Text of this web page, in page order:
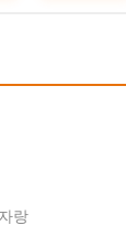
랑
이 포스팅은 쿠팡